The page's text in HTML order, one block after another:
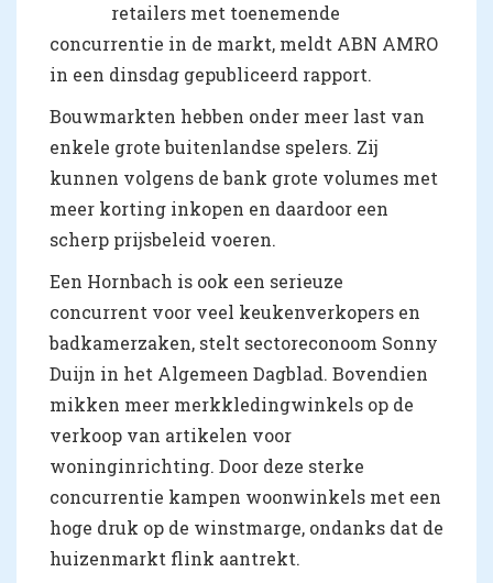
retailers met toenemende
concurrentie in de markt, meldt ABN AMRO
in een dinsdag gepubliceerd rapport.
Bouwmarkten hebben onder meer last van
enkele grote buitenlandse spelers. Zij
kunnen volgens de bank grote volumes met
meer korting inkopen en daardoor een
scherp prijsbeleid voeren.
Een Hornbach is ook een serieuze
concurrent voor veel keukenverkopers en
badkamerzaken, stelt sectoreconoom Sonny
Duijn in het Algemeen Dagblad. Bovendien
mikken meer merkkledingwinkels op de
verkoop van artikelen voor
woninginrichting. Door deze sterke
concurrentie kampen woonwinkels met een
hoge druk op de winstmarge, ondanks dat de
huizenmarkt flink aantrekt.